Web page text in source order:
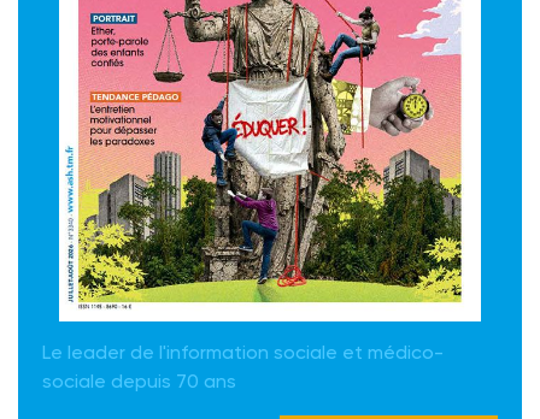
Le leader de l'information sociale et médico-
sociale depuis 70 ans